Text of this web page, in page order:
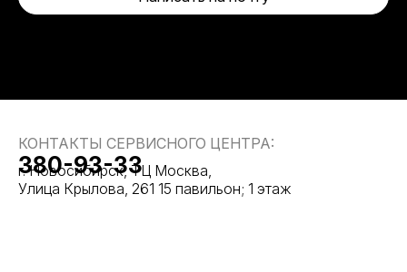
КОНТАКТЫ СЕРВИСНОГО ЦЕНТРА:
г. Новосибирск, ТЦ Москва,
Улица Крылова, 261 15 павильон; 1 этаж
380-93-33